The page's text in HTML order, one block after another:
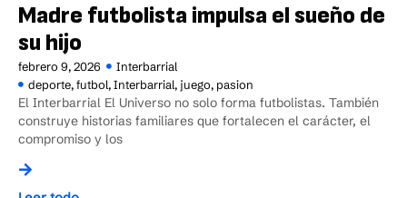
Madre futbolista impulsa el sueño de
su hijo
febrero 9, 2026
Interbarrial
deporte,futbol,Interbarrial, juego, pasion
El Interbarrial El Universo no solo forma futbolistas. También
construye historias familiares que fortalecen el carácter, el
compromiso y los